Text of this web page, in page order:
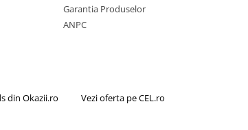
Garantia Produselor
ANPC
Vezi oferta pe CEL.ro